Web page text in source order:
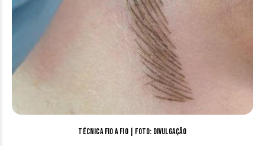
Técnica Fio a fio | Foto: divulgação